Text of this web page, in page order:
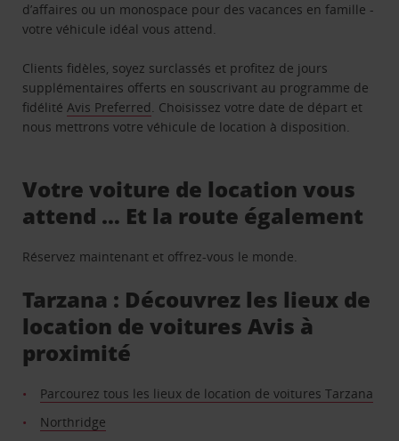
d’affaires ou un monospace pour des vacances en famille -
votre véhicule idéal vous attend.
Clients fidèles, soyez surclassés et profitez de jours
supplémentaires offerts en souscrivant au programme de
fidélitéAvis Preferred. Choisissez votre date de départ et
nous mettrons votre véhicule de location à disposition.
Votre voiture de location vous
attend … Et la route également
Réservez maintenant et offrez-vous le monde.
Tarzana : Découvrez les lieux de
location de voitures Avis à
proximité
Parcourez tous les lieux de location de voitures Tarzana
Northridge